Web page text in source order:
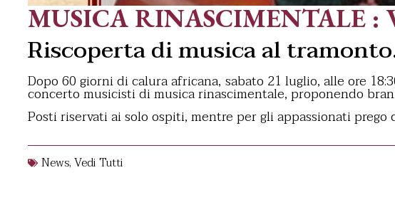
MUSICA RINASCIMENTALE
Riscoperta di musica al
Dopo 60 giorni di calura africana, sabato 21 luglio, alle ore
concerto musicisti di musica rinascimentale, proponendo
Posti riservati ai solo ospiti, mentre per gli appassionati
News,Vedi Tutti